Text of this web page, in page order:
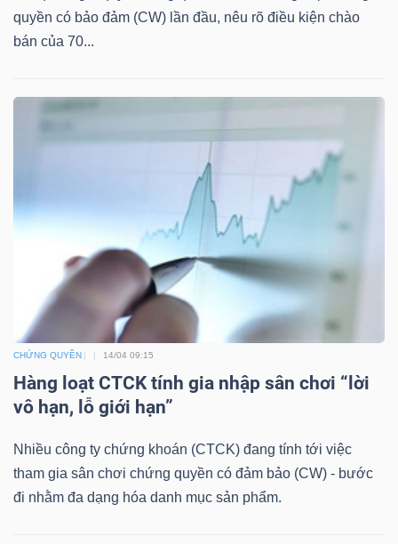
quyền có bảo đảm (CW) lần đầu, nêu rõ điều kiện chào
bán của 70...
CHỨNG QUYỀN 14/04 09:15
Hàng loạt CTCK tính gia nhập sân chơi “lời
vô hạn, lỗ giới hạn”
Nhiều công ty chứng khoán (CTCK) đang tính tới việc
tham gia sân chơi chứng quyền có đảm bảo (CW) - bước
đi nhằm đa dạng hóa danh mục sản phẩm.
Mã
chứng
(-)
đạo
(-)
Tất cả Người nội bộ Người liên quan Cổ đông lớn
Tin
tức
(-)
viết
của
tác